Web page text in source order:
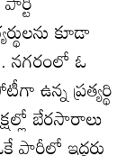
కూడా
నగరంలో ఓ
ఉన్న ప్రత్యర్థి
బేరసారాలు
ఇద్దరు